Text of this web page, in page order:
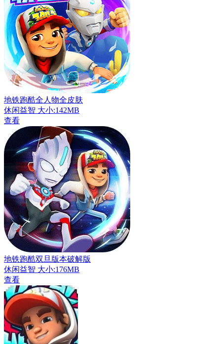
地铁跑酷全人物全皮肤
休闲益智 大小:142MB
查看
地铁跑酷双旦版本破解版
休闲益智 大小:176MB
查看